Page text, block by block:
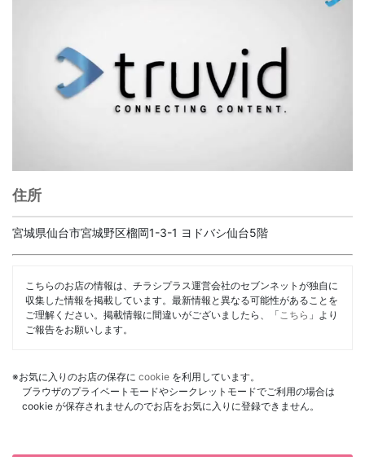
住所
宮城県仙台市宮城野区榴岡1-3-1 ヨドバシ仙台5階
こちらのお店の情報は、チラシプラス運営会社のセブンネットが独自に
収集した情報を掲載しています。最新情報と異なる可能性があることを
ご理解ください。掲載情報に間違いがございましたら、「 こちら 」より
ご報告をお願いします。
※お気に入りのお店の保存に cookie を利用しています。
ブラウザのプライベートモードやシークレットモードでご利用の場合は
cookie が保存されませんのでお店をお気に入りに登録できません。